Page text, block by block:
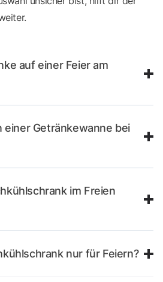
auf einer Feier am
einer Getränkewanne bei
im Freien
nur für Feiern?